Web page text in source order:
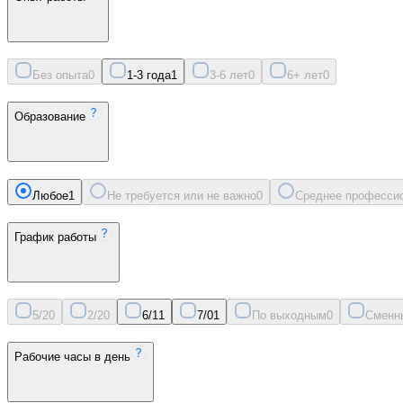
Без опыта0 1-3 года1 3-6 лет0 6+ лет0
Образование
Любое1 Не требуется или не важно0 Среднее
График работы
5/20 2/20 6/11 7/01 По выходным0
Рабочие часы в день